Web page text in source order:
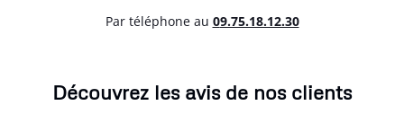
Par téléphone au 09.75.18.12.30
Découvrez les avis de nos clients